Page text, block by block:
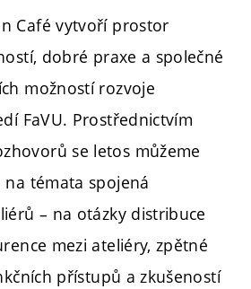
Café vytvoří prostor
dobré praxe a společné
možností rozvoje
FaVU. Prostřednictvím
se letos můžeme
témata spojená
– na otázky distribuce
mezi ateliéry, zpětné
přístupů a zkušeností